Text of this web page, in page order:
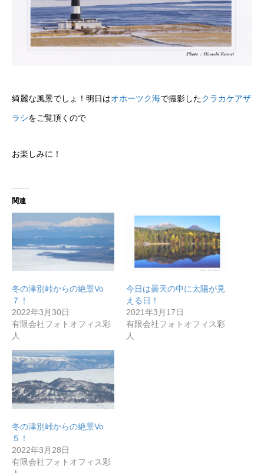
綺麗な風景でしょ！明日はオホーツク海で撮影したクラカケアザ
ラシをご覧頂くので
お楽しみに！
関連
冬の津別峠からの絶景Vo
７！
2022年3月30日
有限会社フォトオフィス彩
人
今日は曇天の中に太陽が見
える日！
2021年3月17日
有限会社フォトオフィス彩
人
冬の津別峠からの絶景Vo
５！
2022年3月28日
有限会社フォトオフィス彩